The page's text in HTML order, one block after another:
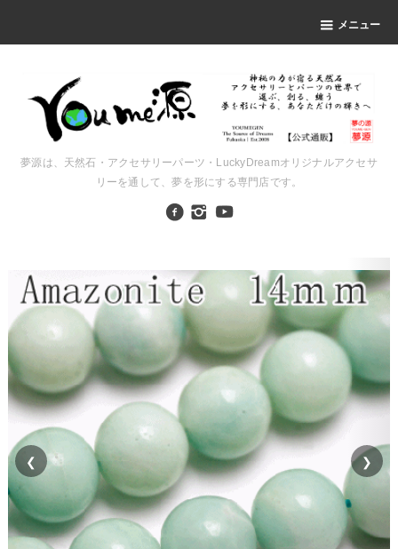
メニュー
夢源は、天然石・アクセサリーパーツ・LuckyDreamオリジナルアクセサ
リーを通して、夢を形にする専門店です。
❮ ❯